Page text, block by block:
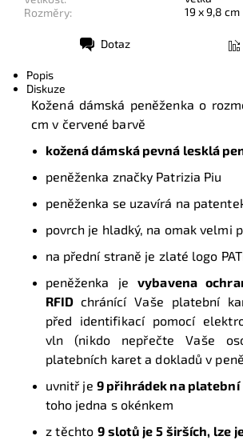
Rozměry:
19 x 9,8 cm
Dotaz
Popis
Diskuze
Kožená dámská peněženka o
cm v červené barvě
kožená dámská pevná lesklá
peněženka značky Patrizia Piu
peněženka se uzavírá na
povrch je hladký, na omak velmi
na přední straně je zlaté logo
peněženka jevybavena
RFID chránící Vaše platební
před identifikací pomocí
vln (nikdo nepřečte Vaše
platebních karet a dokladů v
uvnitř je 9 přihrádek na platební
toho jedna s okénkem
z těchto 9 slotů je 5 širších, lze